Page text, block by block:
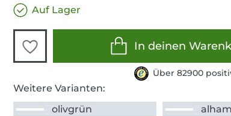
Auf Lager
In deinen
Über 82900
Weitere Varianten:
olivgrün